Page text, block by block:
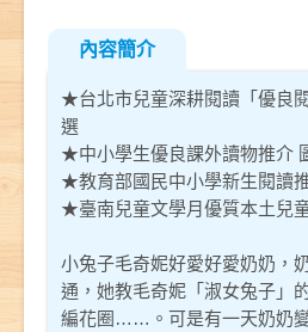
內容簡介
★台北市兒童深耕閱讀「優良
選
★中小學生優良課外讀物推介
★教育部國民中小學新生閱讀
★臺南兒童文學月優質本土兒
小兔子毛奇妮好愛好愛奶奶，
通，她教毛奇妮「淑女兔子」
編花圈……。可是有一天奶奶